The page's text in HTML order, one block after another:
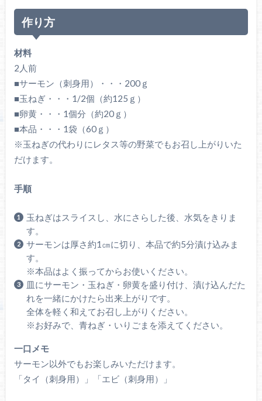
作り方
材料
2人前
■サーモン（刺身用）・・・200ｇ
■玉ねぎ・・・1/2個（約125ｇ）
■卵黄・・・1個分（約20ｇ）
■本品・・・1袋（60ｇ）
※玉ねぎの代わりにレタス等の野菜でもお召し上がりいた
だけます。
手順
玉ねぎはスライスし、水にさらした後、水気をきりま
す。
サーモンは厚さ約1㎝に切り、本品で約5分漬け込みま
す。
※本品はよく振ってからお使いください。
皿にサーモン・玉ねぎ・卵黄を盛り付け、漬け込んだた
れを一緒にかけたら出来上がりです。
全体を軽く和えてお召し上がりください。
※お好みで、青ねぎ・いりごまを添えてください。
一口メモ
サーモン以外でもお楽しみいただけます。
「タイ（刺身用）」「エビ（刺身用）」